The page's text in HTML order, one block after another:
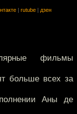
rutube дзен
фильмы
больше всех за
Аны де